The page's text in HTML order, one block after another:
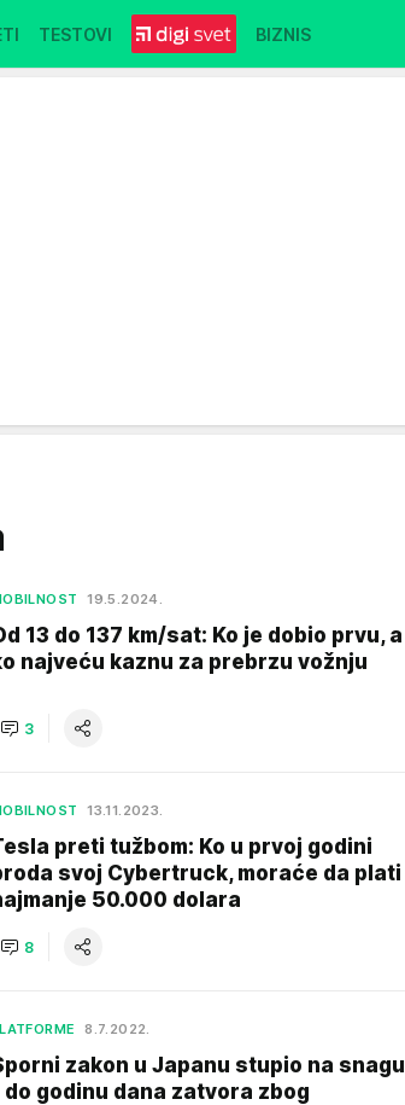
TESTOVI BIZNIS
19.5.2024.
13 do 137 km/sat: Ko je dobio prvu, a
najveću kaznu za prebrzu vožnju
3
13.11.2023.
preti tužbom: Ko u prvoj godini
svoj Cybertruck, moraće da plati
50.000 dolara
8
8.7.2022.
zakon u Japanu stupio na snagu
do godinu dana zatvora zbog